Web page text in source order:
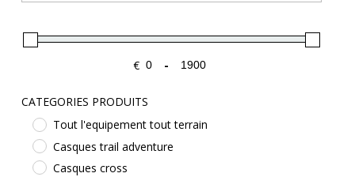
€
Minimum Price
-
Maximum Price
CATEGORIES PRODUITS
Tout l'equipement tout terrain
Casques trail adventure
Casques cross